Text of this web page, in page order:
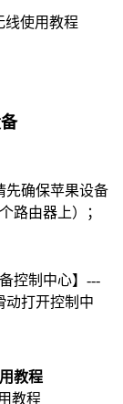
先确保苹果设备
路由器上）；
控制中心】---
动打开控制中